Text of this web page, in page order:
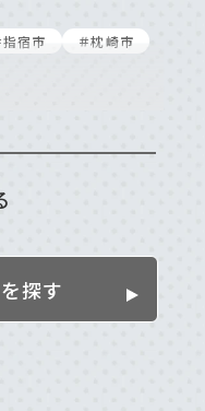
指宿市 ＃枕崎市
市
＃肝付町
探す